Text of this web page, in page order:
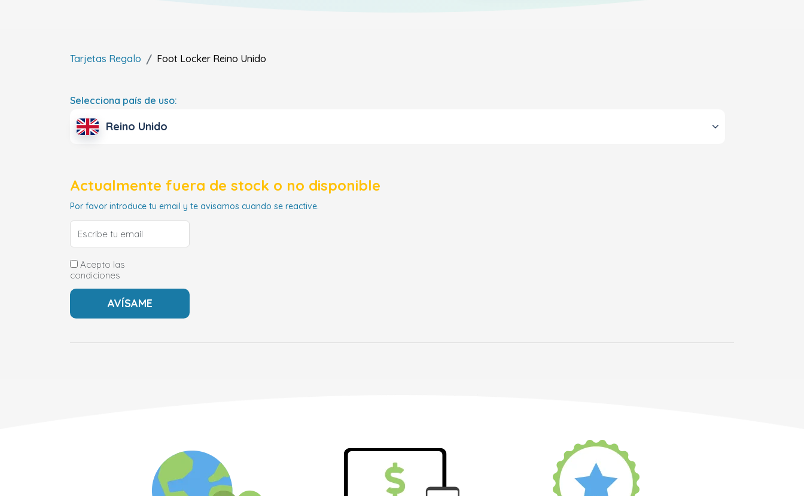
Tarjetas Regalo Foot Locker Reino Unido
Selecciona país de uso:
Reino Unido
Actualmente fuera de stock o no disponible
Por favor introduce tu email y te avisamos cuando se reactive.
Acepto las
condiciones